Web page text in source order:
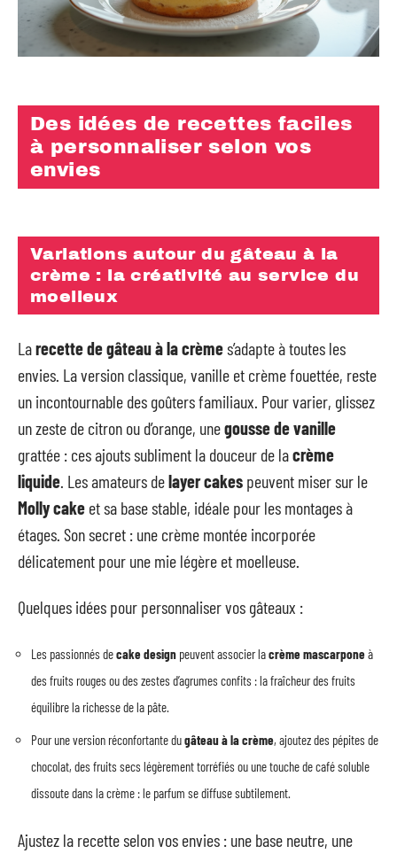
Des idées de recettes faciles
à personnaliser selon vos
envies
Variations autour du gâteau à la
crème : la créativité au service du
moelleux
Larecette de gâteau à la crèmes’adapte à toutes les
envies. La version classique, vanille et crème fouettée, reste
un incontournable des goûters familiaux. Pour varier, glissez
un zeste de citron ou d’orange, unegousse de vanille
grattée : ces ajouts subliment la douceur de lacrème
liquide . Les amateurs delayer cakes peuvent miser sur le
Molly cake et sa base stable, idéale pour les montages à
étages. Son secret : une crème montée incorporée
délicatement pour une mie légère et moelleuse.
Quelques idées pour personnaliser vos gâteaux :
Les passionnés decake design peuvent associer lacrème mascarponeà
des fruits rouges ou des zestes d’agrumes confits : la fraîcheur des fruits
équilibre la richesse de la pâte.
Pour une version réconfortante dugâteau à la crème, ajoutez des pépites de
chocolat, des fruits secs légèrement torréfiés ou une touche de café soluble
dissoute dans la crème : le parfum se diffuse subtilement.
Ajustez la recette selon vos envies : une base neutre, une